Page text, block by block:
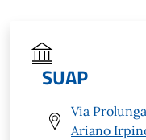
SUAP
Via
Ariano